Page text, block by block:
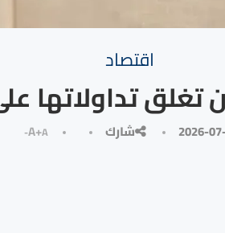
⁠اقتصاد
تداولاتها
2026- شارك A+A-